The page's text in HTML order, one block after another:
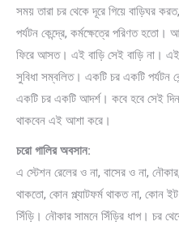
সময় তারা চর থেকে দূরে গিয়ে বাড়িঘর
পর্যটন কেন্দ্রে, কর্মক্ষেত্রে পরিণত
ফিরে আসত। এই বাড়ি সেই বাড়ি না।
সুবিধা সম্বলিত। একটি চর একটি পর্যটন
একটি চর একটি আদর্শ। কবে হবে সেই
থাকবেন এই আশা করে।
চরো গালির অবসান:
এ স্টেশন রেলের ও না, বাসের ও না,
থাকতো, কোন প্ল্যাটফর্ম থাকত না, কোন
সিঁড়ি। নৌকার সামনে সিঁড়ির ধাপ। চর